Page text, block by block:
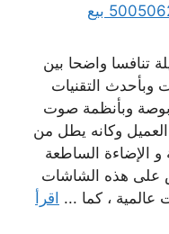
بيع تلفزيونات شاشات الكويت 50050623 بيع
تنافسا واضحا بين
وبأحدث التقنيات
وبأحجام متنوعة تصل 140و 150 بوصة وبأنظمة صوت
وكانه يطل من
و الإضاءة الساطعة
على هذه الشاشات
عالمية ، كما ... اقرأ